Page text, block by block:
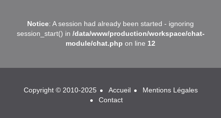
Notice: A session had already been started - ignoring
session_start() in /data/www/production/workspace/chat-
module/chat.php on line 12
B
Assistant en ligne
Copyright © 2010-2025 Accueil
Mentions Légales
Contact